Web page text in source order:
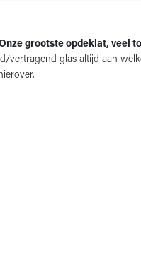
grootste opdeklat, veel
vertragend glas altijd aan